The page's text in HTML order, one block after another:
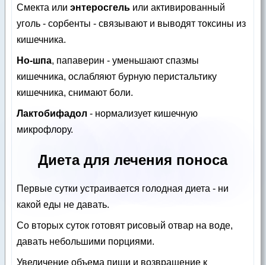
Смекта илиэнтеросгель или активированный
уголь - сорбенты - связывают и выводят токсины из
кишечника.
Но-шпа, папаверин - уменьшают спазмы
кишечника, ослабляют бурную перистальтику
кишечника, снимают боли.
Лактобифадол - нормализует кишечную
микрофлору.
Диета для лечения поноса
Первые сутки устраивается голодная диета - ни
какой еды не давать.
Со вторых суток готовят рисовый отвар на воде,
давать небольшими порциями.
Увеличение объема пищи и возвращение к